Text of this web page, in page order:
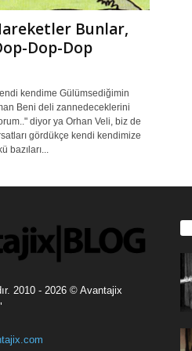
Bunlar,
Dop-Dop
kendime Gülümsediğimin
Beni deli zannedeceklerini
diyor ya Orhan Veli, biz de
gördükçe kendi kendimize
bazıları...
2010 - 2026 © Avantajix